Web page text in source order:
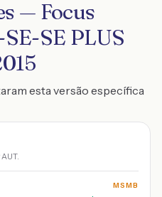
— Focus
SE PLUS
esta versão específica
MSMB